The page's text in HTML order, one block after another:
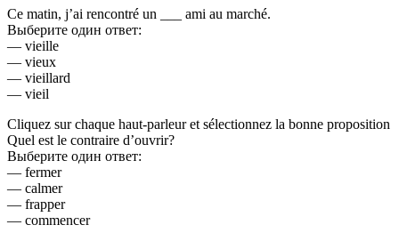
Ce matin, j’ai rencontré un ___ ami au marché.
Выберите один ответ:
— vieille
— vieux
— vieillard
— vieil
Cliquez sur chaque haut-parleur et sélectionnez la bonne proposition
Quel est le contraire d’ouvrir?
Выберите один ответ:
— fermer
— calmer
— frapper
— commencer